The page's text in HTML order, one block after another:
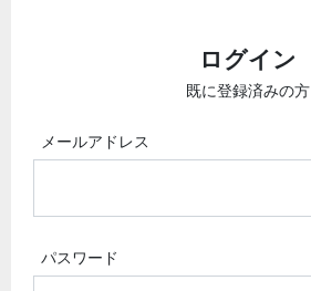
ログイン
既に登録済みの方
メールアドレス
パスワード